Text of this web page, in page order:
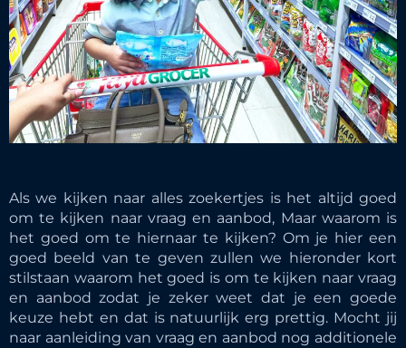
Als we kijken naar alles zoekertjes is het altijd goed
om te kijken naar vraag en aanbod, Maar waarom is
het goed om te hiernaar te kijken? Om je hier een
goed beeld van te geven zullen we hieronder kort
stilstaan waarom het goed is om te kijken naar vraag
en aanbod zodat je zeker weet dat je een goede
keuze hebt en dat is natuurlijk erg prettig. Mocht jij
naar aanleiding van vraag en aanbod nog additionele